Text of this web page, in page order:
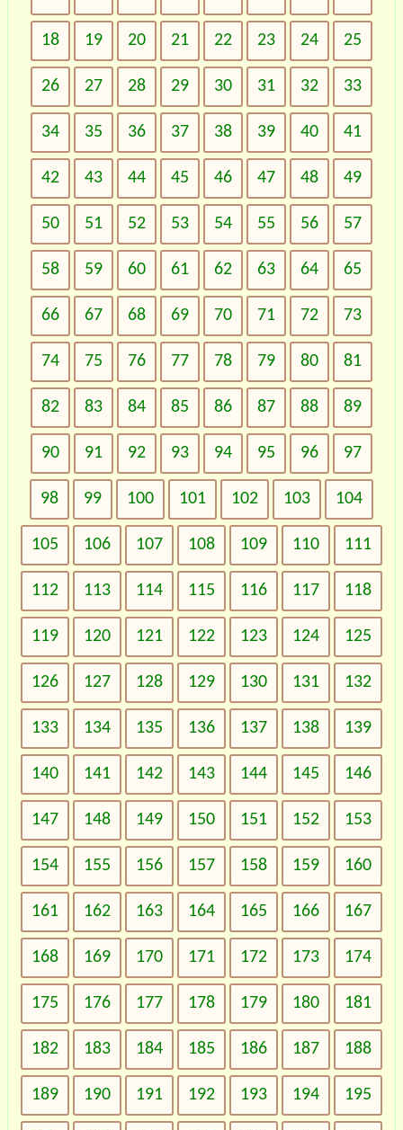
18 19 20 21 22 23 24 25
26 27 28 29 30 31 32 33
34 35 36 37 38 39 40 41
42 43 44 45 46 47 48 49
50 51 52 53 54 55 56 57
58 59 60 61 62 63 64 65
66 67 68 69 70 71 72 73
74 75 76 77 78 79 80 81
82 83 84 85 86 87 88 89
90 91 92 93 94 95 96 97
98 99 100 101 102 103 104
105 106 107 108 109 110 111
112 113 114 115 116 117 118
119 120 121 122 123 124 125
126 127 128 129 130 131 132
133 134 135 136 137 138 139
140 141 142 143 144 145 146
147 148 149 150 151 152 153
154 155 156 157 158 159 160
161 162 163 164 165 166 167
168 169 170 171 172 173 174
175 176 177 178 179 180 181
182 183 184 185 186 187 188
189 190 191 192 193 194 195